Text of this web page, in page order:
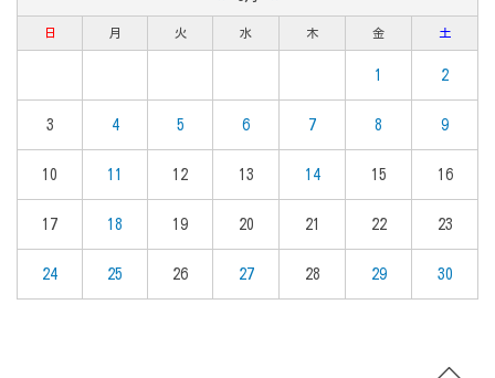
日 月 火 水 木 金 土
1 2
3 4 5 6 7 8 9
10 11 12 13 14 15 16
17 18 19 20 21 22 23
24 25 26 27 28 29 30